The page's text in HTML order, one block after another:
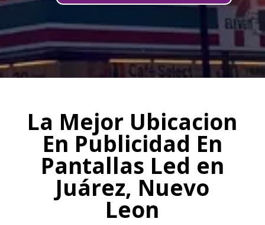
La Mejor Ubicacion
En Publicidad En
Pantallas Led en
Juárez, Nuevo
Leon